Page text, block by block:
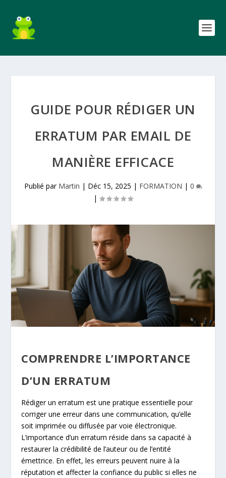
GUIDE POUR RÉDIGER UN
ERRATUM PAR EMAIL DE
MANIÈRE EFFICACE
Publié par Martin | Déc 15, 2025 | FORMATION | 0
|
COMPRENDRE L’IMPORTANCE
D’UN ERRATUM
Rédiger un erratum est une pratique essentielle pour
corriger une erreur dans une communication, qu’elle
soit imprimée ou diffusée par voie électronique.
L’importance d’un erratum réside dans sa capacité à
restaurer la crédibilité de l’auteur ou de l’entité
émettrice. En effet, les erreurs peuvent nuire à la
réputation et affecter la confiance du public si elles ne